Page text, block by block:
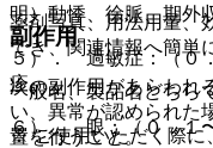
明）動悸、徐脈、期外
５）． 過敏症：（０
疹。
６）． 眼：（０．１
副作用
次の副作用があらわれ
い、異常が認められた
置を行うこと。
薬剤写真、用法用量、
でき、関連情報へ簡単
一般名、製品名どちら
※ ご使用いただく際に